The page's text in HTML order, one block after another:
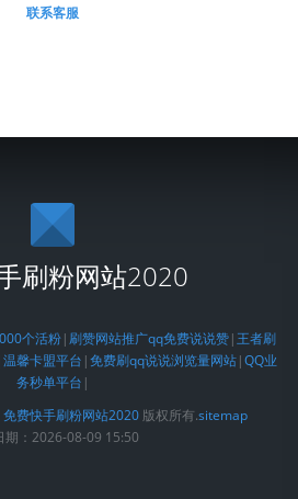
联系客服
刷粉网站2020
个活粉| 刷赞网站推广qq免费说说赞| 王者刷
温馨卡盟平台 |免费刷qq说说浏览量网站|QQ业
务秒单平台 |
免费快手刷粉网站2020 版权所有.sitemap
期：2026-08-09 15:50